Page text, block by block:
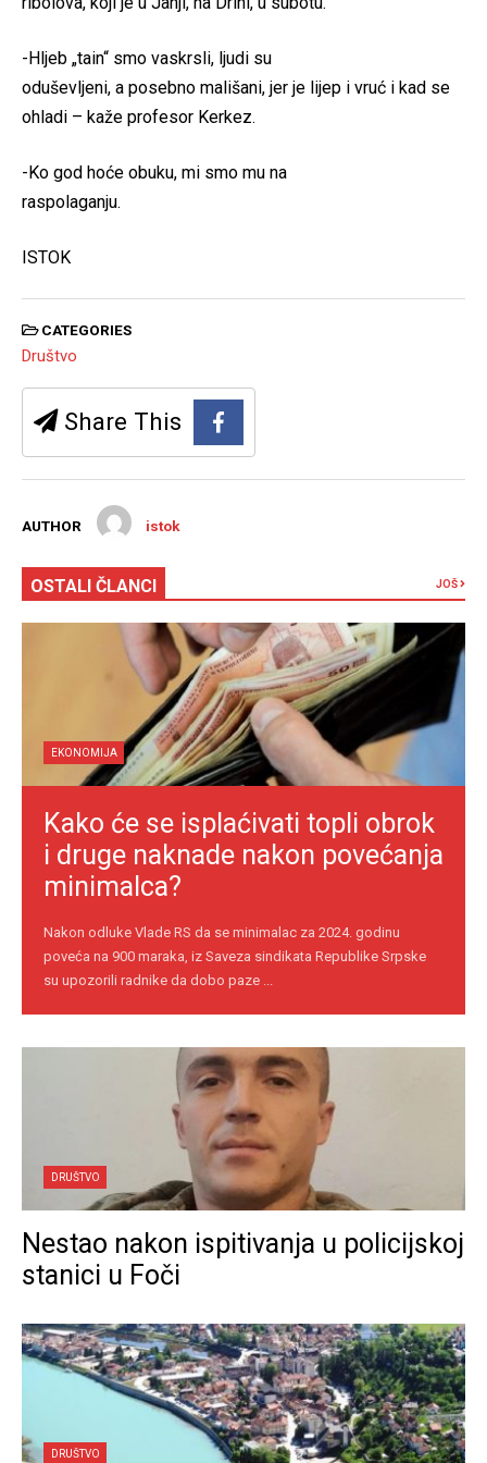
-Hljeb „tain“ smo vaskrsli, ljudi su
oduševljeni, a posebno mališani, jer je lijep i vruć i kad se
ohladi – kaže profesor Kerkez.
-Ko god hoće obuku, mi smo mu na
raspolaganju.
ISTOK
CATEGORIES
Društvo
Share This
AUTHOR istok
OSTALI ČLANCI JOŠ
EKONOMIJA
Kako će se isplaćivati topli obrok
i druge naknade nakon povećanja
minimalca?
Nakon odluke Vlade RS da se minimalac za 2024. godinu
poveća na 900 maraka, iz Saveza sindikata Republike Srpske
su upozorili radnike da dobo paze ...
DRUŠTVO
Nestao nakon ispitivanja u policijskoj
stanici u Foči
DRUŠTVO